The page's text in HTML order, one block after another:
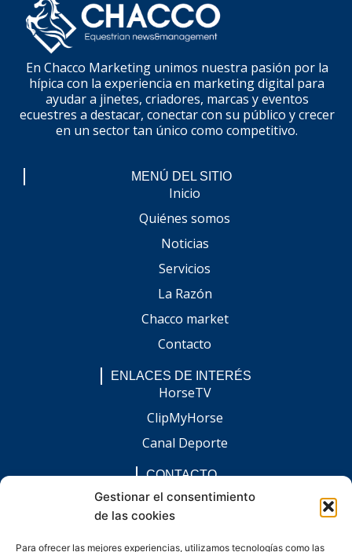
Gestionar el consentimiento
de las cookies
Para ofrecer las mejores experiencias, utilizamos tecnologías como las
En Chacco Marketing unimos nuestra pasión por la
hípica con la experiencia en marketing digital para
ayudar a jinetes, criadores, marcas y eventos
ecuestres a destacar, conectar con su público y crecer
en un sector tan único como competitivo.
MENÚ DEL SITIO
Inicio
Quiénes somos
Noticias
Servicios
La Razón
Chacco market
Contacto
ENLACES DE INTERÉS
HorseTV
ClipMyHorse
Canal Deporte
CONTACTO
comunicacion@chaccoinfo.com
Presentes en todo el ámbito nacional